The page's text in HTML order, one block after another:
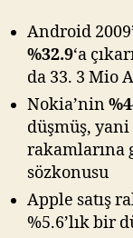
Android
%32.9‘a
da 33. 3 Mio
Nokia’nin
düşmüş, yani
rakamlarına
sözkonusu
Apple satış
%5.6’lık bir